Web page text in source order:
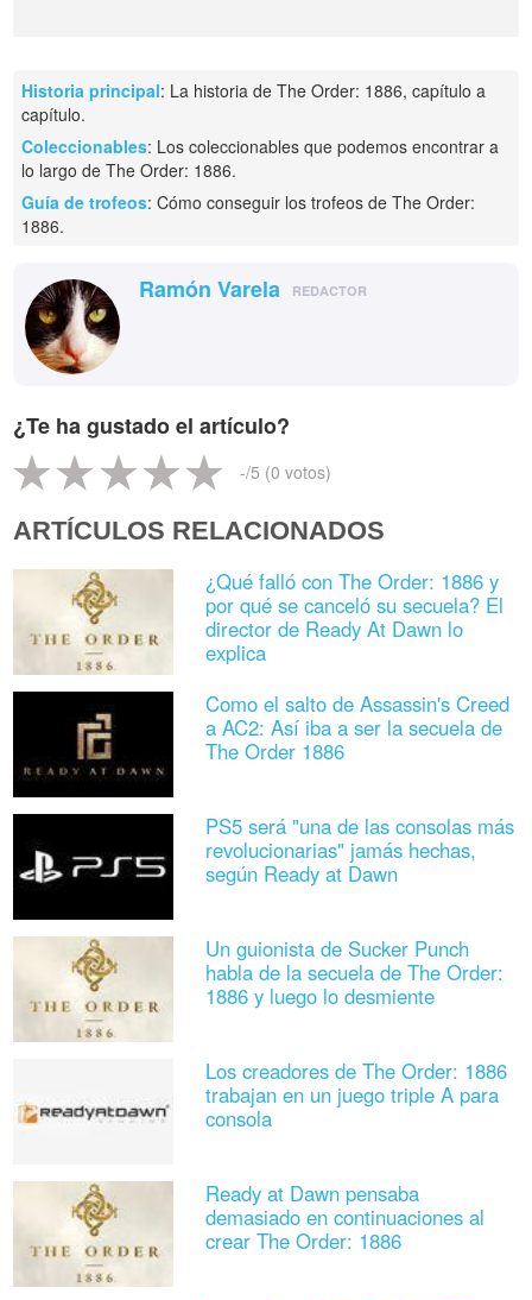
Historia principal: La historia de The Order: 1886, capítulo a
capítulo.
Coleccionables: Los coleccionables que podemos encontrar a
lo largo de The Order: 1886.
Guía de trofeos: Cómo conseguir los trofeos de The Order:
1886.
Ramón Varela REDACTOR
¿Te ha gustado el artículo?
-/5 (0 votos)
ARTÍCULOS RELACIONADOS
¿Qué falló con The Order: 1886 y
por qué se canceló su secuela? El
director de Ready At Dawn lo
explica
Como el salto de Assassin's Creed
a AC2: Así iba a ser la secuela de
The Order 1886
PS5 será "una de las consolas más
revolucionarias" jamás hechas,
según Ready at Dawn
Un guionista de Sucker Punch
habla de la secuela de The Order:
1886 y luego lo desmiente
Los creadores de The Order: 1886
trabajan en un juego triple A para
consola
Ready at Dawn pensaba
demasiado en continuaciones al
crear The Order: 1886